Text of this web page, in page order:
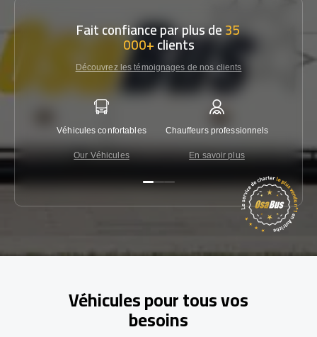
Fait confiance par plus de35
000+clients
Découvrez les témoignages de nos clients
Véhicules confortables
Our Véhicules
Chauffeurs professionnels
En savoir plus
Véhicules pour tous vos
besoins